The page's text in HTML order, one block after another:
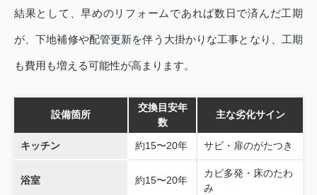
結果として、早めのリフォームであれば数日で済んだ工期
が、下地補修や配管更新を伴う大掛かりな工事となり、工期
も費用も増える可能性が高まります。
設備箇所
交換目安年
数
主な劣化サイン
キッチン 約15〜20年 サビ・扉のがたつき
浴室 約15〜20年
カビ多発・床のたわ
み